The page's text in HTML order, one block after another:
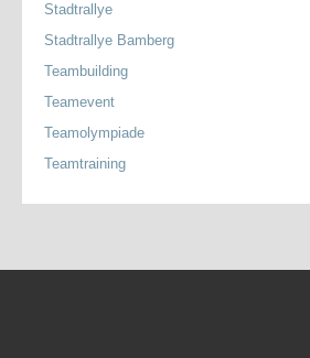
Stadtrallye
Stadtrallye Bamberg
Teambuilding
Teamevent
Teamolympiade
Teamtraining